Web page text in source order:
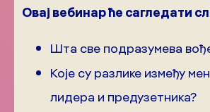
Овај вебинар ће сагледати
Шта све подразумева
Које су разлике између
лидера и предузетника?